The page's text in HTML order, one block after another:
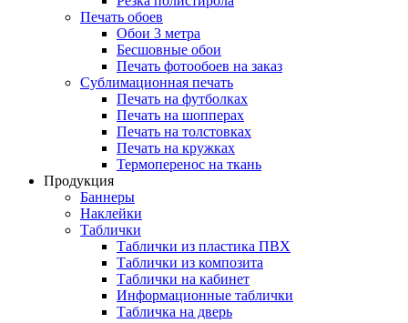
Печать обоев
Обои 3 метра
Бесшовные обои
Печать фотообоев на заказ
Сублимационная печать
Печать на футболках
Печать на шопперах
Печать на толстовках
Печать на кружках
Термоперенос на ткань
Продукция
Баннеры
Наклейки
Таблички
Таблички из пластика ПВХ
Таблички из композита
Таблички на кабинет
Информационные таблички
Табличка на дверь